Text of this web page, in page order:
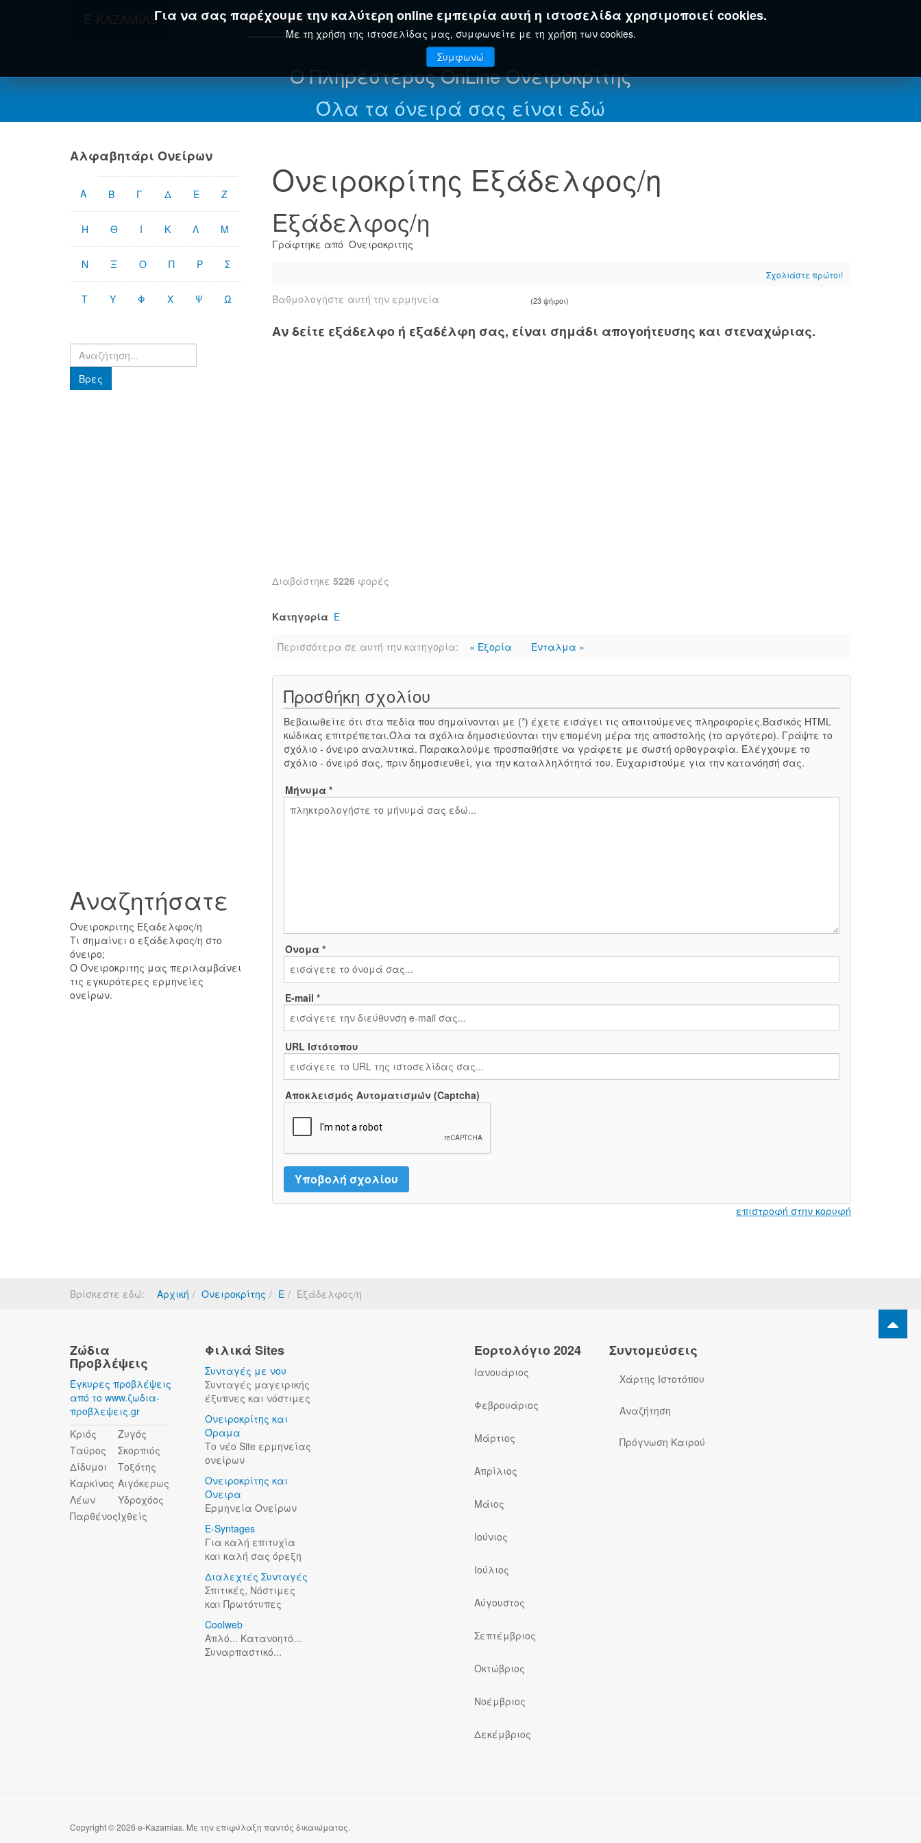
E-KAZAMIASΓια να σας παρέχουμε την καλύτερη online εμπειρία αυτή η ιστοσελίδα χρησιμοποιεί cookies.
Με τη χρήση της ιστοσελίδας μας, συμφωνείτε με τη χρήση των cookies.
Συμφωνώ
ΑΡΧΙΚΉ ΟΝΕΙΡΟΚΡΊΤΗΣ ΕΟΡΤΟΛΌΓΙΟ ΕΓΚΥΚΛΟΠΑΊΔΕΙΑ
Ο Πληρέστερος OnLine Ονειροκρίτης
Όλα τα όνειρά σας είναι εδώ
Ονειροκρίτης Εξάδελφος/η
Εξάδελφος/η
Γράφτηκε από Ονειροκριτης
Σχολιάστε πρώτοι!
Βαθμολογήστε αυτή την ερμηνεία (23 ψήφοι)
Αν δείτε εξάδελφο ή εξαδέλφη σας, είναι σημάδι απογοήτευσης και στεναχώριας.
Διαβάστηκε 5226 φορές
Κατηγορία Ε
Περισσότερα σε αυτή την κατηγορία: « Εξορία Ένταλμα »
Προσθήκη σχολίου
Βεβαιωθείτε ότι στα πεδία που σημαίνονται με (*) έχετε εισάγει τις απαιτούμενες πληροφορίες.Βασικός HTML
κώδικας επιτρέπεται.Όλα τα σχόλια δημοσιεύονται την επομένη μέρα της αποστολής (το αργότερο). Γράψτε το
σχόλιο - όνειρο αναλυτικά. Παρακαλούμε προσπαθήστε να γράφετε με σωστή ορθογραφία. Ελέγχουμε το
σχόλιο - όνειρό σας, πριν δημοσιευθεί, για την καταλληλότητά του. Ευχαριστούμε για την κατανόησή σας.
Μήνυμα *
Όνομα *
E-mail *
URL Ιστότοπου
Αποκλεισμός Αυτοματισμών (Captcha)
επιστροφή στην κορυφή
Αλφαβητάρι Ονείρων
Α Β Γ Δ Ε Ζ
Η Θ Ι Κ Λ Μ
Ν Ξ Ο Π Ρ Σ
Τ Υ Φ Χ Ψ Ω
Βρες
Βρες
Αναζητήσατε
Ονειροκριτης Εξαδελφος/η
Τι σημαίνει ο εξάδελφος/η στο
όνειρο;
Ο Ονειροκριτης μας περιλαμβάνει
τις εγκυρότερες ερμηνείες
ονείρων.
Βρίσκεστε εδώ: Αρχική Ονειροκρίτης Ε Εξάδελφος/η
Ζώδια
Προβλέψεις
Έγκυρες προβλέψεις
από το www.ζωδια-
προβλεψεις.gr
Κριός
Ταύρος
Δίδυμοι
Καρκίνος
Λέων
Παρθένος
Ζυγός
Σκορπιός
Τοξότης
Αιγόκερως
Υδροχόος
Ιχθείς
Φιλικά Sites
Συνταγές με νου
Συνταγές μαγειρικής
έξυπνες και νόστιμες
Ονειροκρίτης και
Όραμα
Το νέο Site ερμηνείας
ονείρων
Ονειροκρίτης και
Όνειρα
Ερμηνεία Ονείρων
E-Syntages
Για καλή επιτυχία
και καλή σας όρεξη
Διαλεχτές Συνταγές
Σπιτικές, Νόστιμες
και Πρωτότυπες
Coolweb
Απλό... Κατανοητό...
Συναρπαστικό...
Εορτολόγιο 2024
Ιανουάριος
Φεβρουάριος
Μάρτιος
Απρίλιος
Μάιος
Ιούνιος
Ιούλιος
Αύγουστος
Σεπτέμβριος
Οκτώβριος
Νοέμβριος
Δεκέμβριος
Συντομεύσεις
Χάρτης Ιστοτόπου
Αναζήτηση
Πρόγνωση Καιρού
Copyright © 2026 e-Kazamias. Με την επιφύλαξη παντός δικαιώματος.